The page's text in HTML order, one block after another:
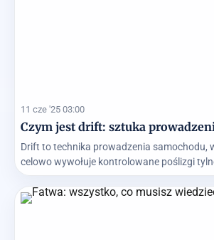
11 cze '25 03:00
Czym jest drift: sztuka
Drift to technika prowadzenia samochodu,
celowo wywołuje kontrolowane poślizgi